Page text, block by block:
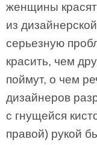
женщины
из
серьезную
красить, чем
поймут, о чем
дизайнеров
с гнущейся
правой) рукой